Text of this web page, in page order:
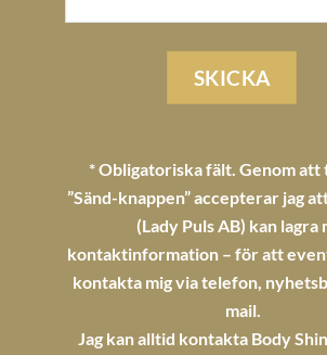
tomt.
* Obligatoriska fält. Genom att
”Sänd-knappen” accepterar jag
(Lady Puls AB) kan lagra
kontaktinformation – för att
kontakta mig via telefon,
mail.
Jag kan alltid kontakta Body